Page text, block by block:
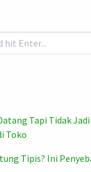
Tapi Tidak
Toko
Tipis? Ini